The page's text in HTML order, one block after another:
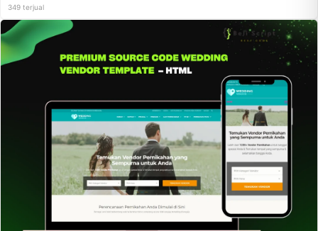
349 terjual